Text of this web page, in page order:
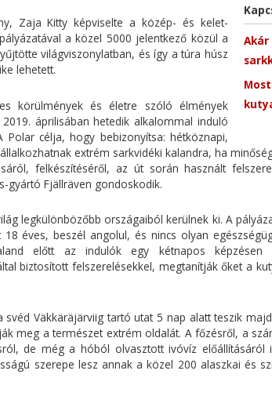
Zaja Kitty képviselte a közép- és kelet-
a közel 5000 jelentkező közül a
világviszonylatban, és így a túra húsz
lehetett.
körülmények és életre szóló élmények
áprilisában hetedik alkalommal induló
Polar célja, hogy bebizonyítsa: hétköznapi,
extrém sarkvidéki kalandra, ha
felkészítéséről, az út során használt
gyártó Fjällräven gondoskodik.
legkülönbözőbb országaiból kerülnek ki. A
18 éves, beszél angolul, és nincs olyan
előtt az indulók egy kétnapos képzésen
biztosított felszerelésekkel, megtanítják őket a
svéd Väkkäräjärviig tartó utat 5 nap alatt teszik
meg a természet extrém oldalát. A főzésről, a
de még a hóból olvasztott ivóvíz
szerepe lesz annak a közel 200 alaszkai és